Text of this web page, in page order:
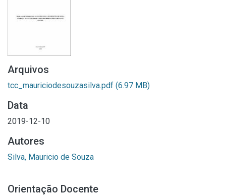
Arquivos
tcc_mauriciodesouzasilva.pdf (6.97 MB)
Data
2019-12-10
Autores
Silva, Mauricio de Souza
Orientação Docente